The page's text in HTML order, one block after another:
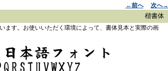
←前へ 次へ→
楷書体
ます。お使いいただく環境によって、書体見本と実際の画